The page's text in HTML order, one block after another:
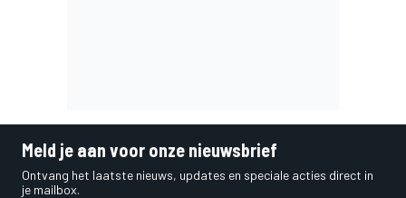
Meld je aan voor onze nieuwsbrief
Ontvang het laatste nieuws, updates en speciale acties direct in
je mailbox.